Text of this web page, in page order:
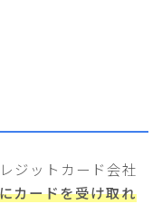
ジットカード会社
カードを受け取れ